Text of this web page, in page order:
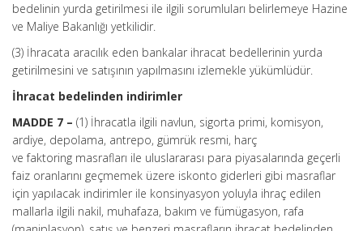
bedelinin yurda getirilmesi ile ilgili sorumluları belirlemeye Hazine
ve Maliye Bakanlığı yetkilidir.
(3) İhracata aracılık eden bankalar ihracat bedellerinin yurda
getirilmesini ve satışının yapılmasını izlemekle yükümlüdür.
İhracat bedelinden indirimler
MADDE 7 – (1) İhracatla ilgili navlun, sigorta primi, komisyon,
ardiye, depolama, antrepo, gümrük resmi, harç
vefaktoring masrafları ile uluslararası para piyasalarında geçerli
faiz oranlarını geçmemek üzere iskonto giderleri gibi masraflar
için yapılacak indirimler ile konsinyasyon yoluyla ihraç edilen
mallarla ilgili nakil, muhafaza, bakım vefümügasyon, rafa